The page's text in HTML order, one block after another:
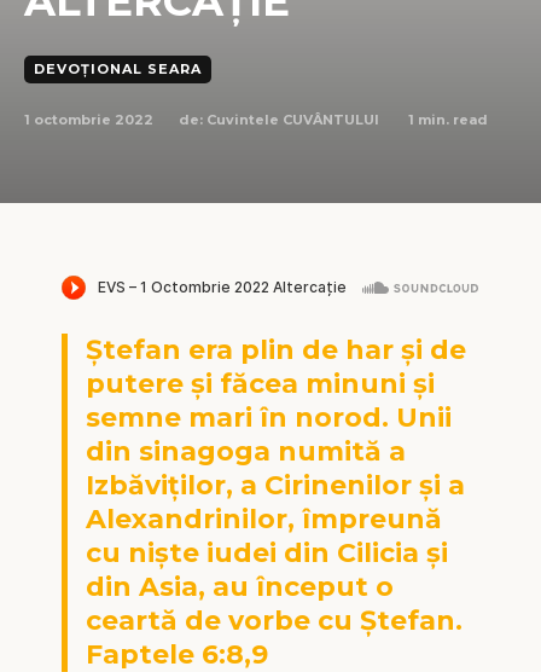
DEVOȚIONAL SEARA
1 octombrie 2022 de: Cuvintele CUVÂNTULUI 1 min. read
Ștefan era plin de har și de
putere și făcea minuni și
semne mari în norod. Unii
din sinagoga numită a
Izbăviților, a Cirinenilor și a
Alexandrinilor, împreună
cu niște iudei din Cilicia și
din Asia, au început o
ceartă de vorbe cu Ștefan.
Faptele 6:8,9